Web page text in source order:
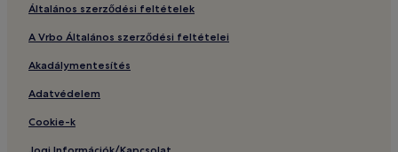
Általános szerződési feltételek
A Vrbo Általános szerződési feltételei
Akadálymentesítés
Adatvédelem
Cookie-k